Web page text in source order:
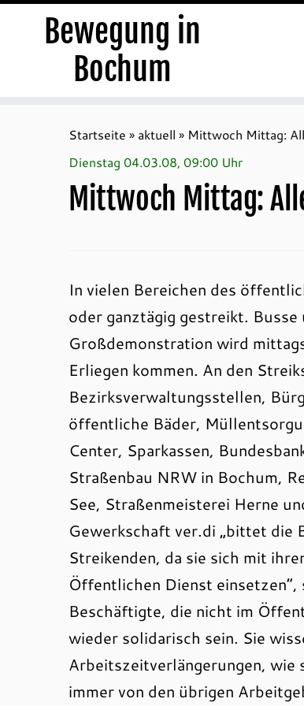
Bewegung in
Bochum
Startseite » aktuell » Mittwoch Mittag:
Dienstag 04.03.08, 09:00 Uhr
Mittwoch Mittag:
In vielen Bereichen des
oder ganztägig gestreikt.
Großdemonstration wird
Erliegen kommen. An den
Bezirksverwaltungsstellen,
öffentliche Bäder,
Center, Sparkassen,
Straßenbau NRW in Bochum,
See, Straßenmeisterei Herne
Gewerkschaft ver.di „bittet die
Streikenden, da sie sich mit
Öffentlichen Dienst
Beschäftigte, die nicht im
wieder solidarisch sein. Sie
Arbeitszeitverlängerungen,
immer von den übrigen